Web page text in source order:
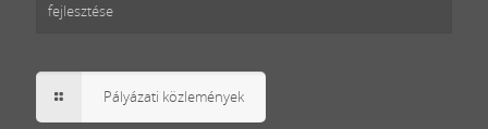
fejlesztése
Pályázati közlemények